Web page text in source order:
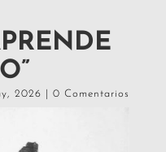
2026 0 Comentarios